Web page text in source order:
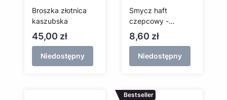
Broszka złotnica
kaszubska
Cena
45,00 zł
Niedostępny
Smycz haft
czepcowy -
złotnica kaszubska
Cena
8,60 zł
Niedostępny
Bestseller